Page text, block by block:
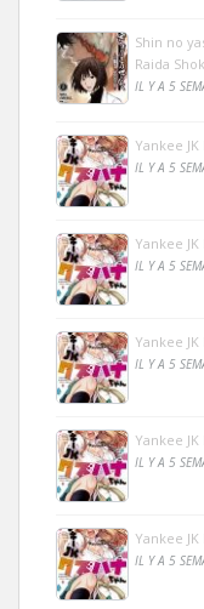
Shin no
Raida
IL Y A 5
Yankee
IL Y A 5
Yankee
IL Y A 5
Yankee
IL Y A 5
Yankee
IL Y A 5
Yankee
IL Y A 5